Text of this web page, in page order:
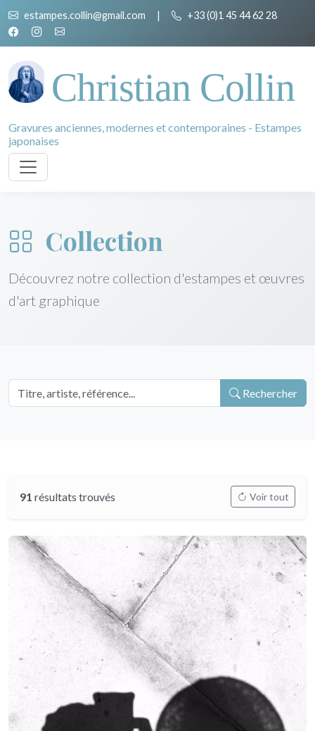
estampes.collin@gmail.com | +33 (0)1 45 44 62 28
Christian Collin
Gravures anciennes, modernes et contemporaines - Estampes
japonaises
Collection
Découvrez notre collection d'estampes et œuvres
d'art graphique
Rechercher
91 résultats trouvés Voir tout